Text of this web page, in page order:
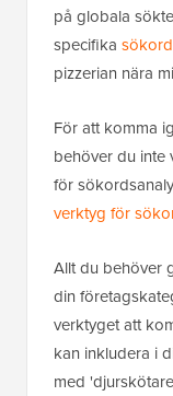
på globala
specifika sökord
pizzerian nära
För att komma
behöver du inte
för
verktyg för
Allt du behöver
din
verktyget att
kan inkludera i
med